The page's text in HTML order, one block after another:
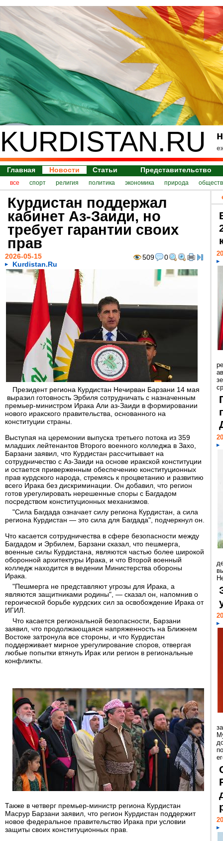
KURDISTAN.RU
Главная Новости Статьи Представительство
все спорт религия политика экономика природа
Курдистан поддержал
кабинет Аз-Заиди, но
требует гарантии своих
прав
509 0
2026-05-15
Kurdistan.Ru
Президент региона Курдистан Нечирван Барзани 14 мая
выразил готовность Эрбиля сотрудничать с назначенным
премьер-министром Ирака Али аз-Заиди в формировании
нового иракского правительства, основанного на
конституции страны.
Выступая на церемонии выпуска третьего потока из 359
младших лейтенантов Второго военного колледжа в Захо,
Барзани заявил, что Курдистан рассчитывает на
сотрудничество с Аз-Заиди на основе иракской конституции
и остается приверженным обеспечению конституционных
прав курдского народа, стремясь к процветанию и развитию
всего Ирака без дискриминации. Он добавил, что регион
готов урегулировать нерешенные споры с Багдадом
посредством конституционных механизмов.
"Сила Багдада означает силу региона Курдистан, а сила
региона Курдистан — это сила для Багдада", подчеркнул он.
Что касается сотрудничества в сфере безопасности между
Багдадом и Эрбилем, Барзани сказал, что пешмерга,
военные силы Курдистана, являются частью более широкой
оборонной архитектуры Ирака, и что Второй военный
колледж находится в ведении Министерства обороны
Ирака.
"Пешмерга не представляют угрозы для Ирака, а
являются защитниками родины", — сказал он, напомнив о
героической борьбе курдских сил за освобождение Ирака от
ИГИЛ.
Что касается региональной безопасности, Барзани
заявил, что продолжающаяся напряженность на Ближнем
Востоке затронула все стороны, и что Курдистан
поддерживает мирное урегулирование споров, отвергая
любые попытки втянуть Ирак или регион в региональные
конфликты.
Также в четверг премьер-министр региона Курдистан
Масрур Барзани заявил, что регион Курдистан поддержит
новое федеральное правительство Ирака при условии
защиты своих конституционных прав.